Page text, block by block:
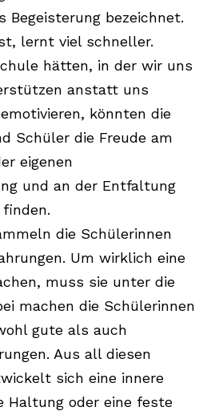
Begeisterung bezeichnet.
lernt viel schneller.
hätten, in der wir uns
anstatt uns
könnten die
Schüler die Freude am
eigenen
und an der Entfaltung
die Schülerinnen
Um wirklich eine
muss sie unter die
machen die Schülerinnen
gute als auch
Aus all diesen
sich eine innere
Haltung oder eine feste